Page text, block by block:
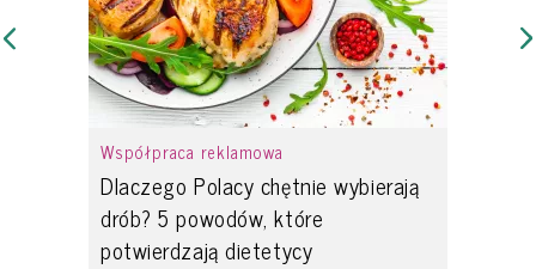
Współpraca reklamowa
Dlaczego Polacy chętnie wybierają
drób? 5 powodów, które
potwierdzają dietetycy